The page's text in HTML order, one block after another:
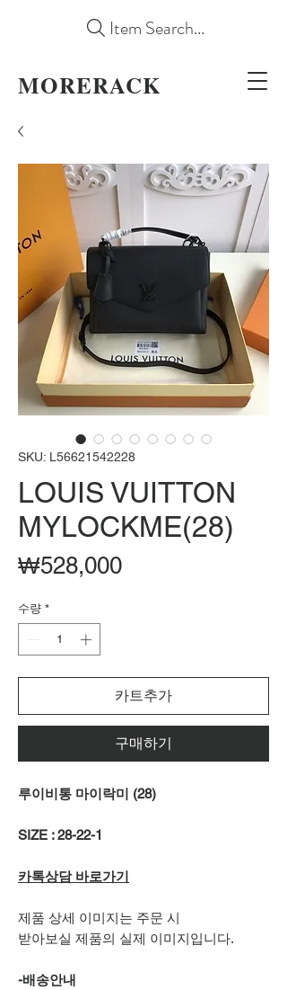
MORERACK
Item Search...
SKU: L56621542228
LOUIS VUITTON
MYLOCKME(28)
₩528,000가
수량 *
카트추가
구매하기
루이비통 마이락미 (28)
SIZE : 28-22-1
카톡상담 바로가기
제품 상세 이미지는 주문 시
받아보실 제품의 실제 이미지입니다.
-배송안내